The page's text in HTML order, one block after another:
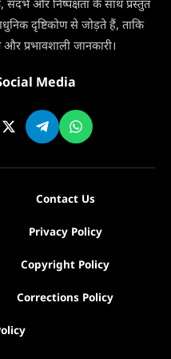
संदर्भ और निष्पक्षता के साथ प्रस्तुत
दृष्टिकोण से जोड़ते हैं, ताकि
प्रभावशाली जानकारी।
Media
Contact Us
Privacy Policy
Copyright Policy
Corrections Policy